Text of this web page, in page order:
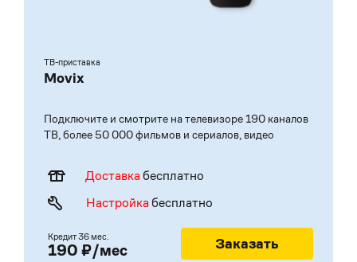
ТВ-приставка
Movix
Подключите и смотрите на телевизоре 190 каналов
ТВ, более 50 000 фильмов и сериалов, видео
Доставкабесплатно
Настройкабесплатно
Кредит 36 мес.
190 ₽/мес Заказать